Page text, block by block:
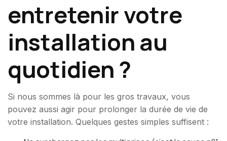
entretenir votre
installation au
quotidien ?
Si nous sommes là pour les gros travaux, vous
pouvez aussi agir pour prolonger la durée de vie de
votre installation. Quelques gestes simples suffisent :